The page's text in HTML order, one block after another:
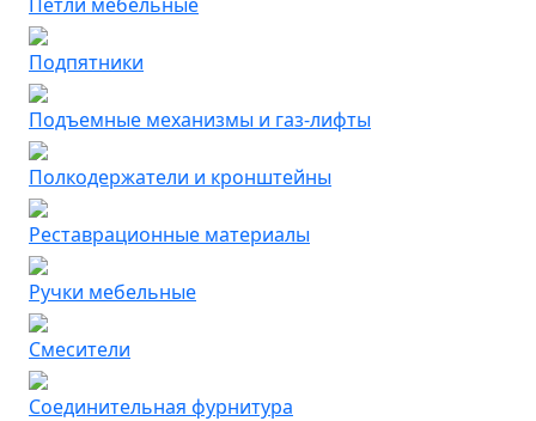
Подпятники
Подъемные механизмы и газ-лифты
Полкодержатели и кронштейны
Реставрационные материалы
Ручки мебельные
Смесители
Соединительная фурнитура